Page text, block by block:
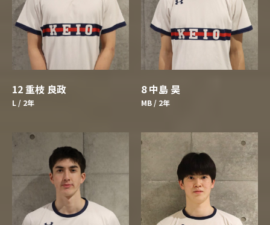
12 重枝 良政
L / 2年
8 中島 昊
MB / 2年